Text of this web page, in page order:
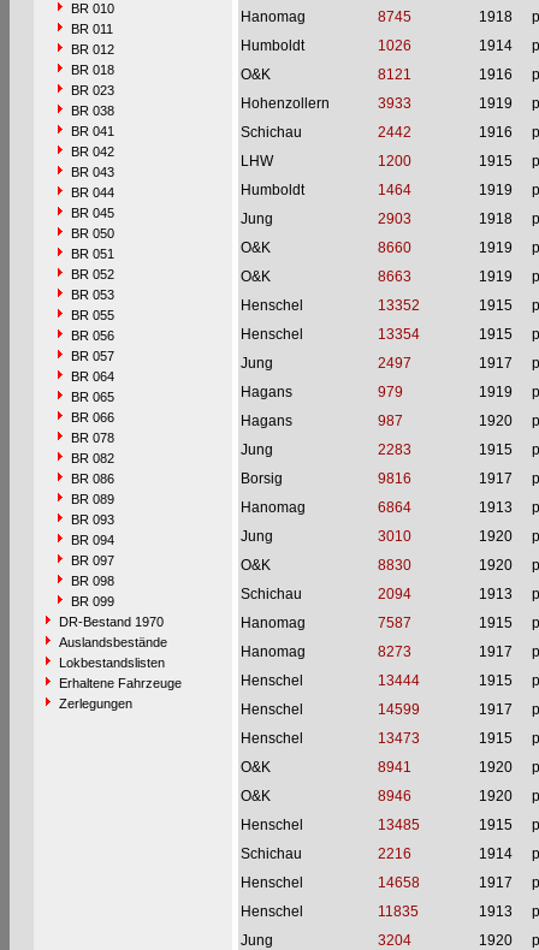
BR 010
BR 011
BR 012
BR 018
BR 023
BR 038
BR 041
BR 042
BR 043
BR 044
BR 045
BR 050
BR 051
BR 052
BR 053
BR 055
BR 056
BR 057
BR 064
BR 065
BR 066
BR 078
BR 082
BR 086
BR 089
BR 093
BR 094
BR 097
BR 098
BR 099
DR-Bestand 1970
Auslandsbestände
Lokbestandslisten
Erhaltene Fahrzeuge
Zerlegungen
Hanomag
8745 1918
Humboldt
1026 1914
O&K
8121 1916
Hohenzollern
3933 1919
Schichau
2442 1916
LHW
1200 1915
Humboldt
1464 1919
Jung
2903 1918
O&K
8660 1919
O&K
8663 1919
Henschel
13352 1915
Henschel
13354 1915
Jung
2497 1917
Hagans
979 1919
Hagans
987 1920
Jung
2283 1915
Borsig
9816 1917
Hanomag
6864 1913
Jung
3010 1920
O&K
8830 1920
Schichau
2094 1913
Hanomag
7587 1915
Hanomag
8273 1917
Henschel
13444 1915
Henschel
14599 1917
Henschel
13473 1915
O&K
8941 1920
O&K
8946 1920
Henschel
13485 1915
Schichau
2216 1914
Henschel
14658 1917
Henschel
11835 1913
Jung
3204 1920